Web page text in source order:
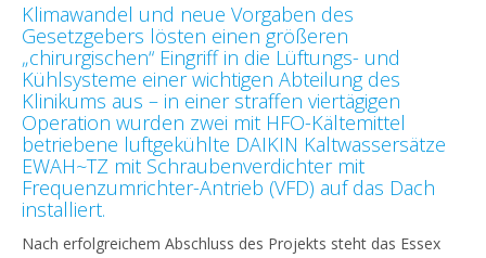
Klimawandel und neue Vorgaben des
Gesetzgebers lösten einen größeren
„chirurgischen“ Eingriff in die Lüftungs- und
Kühlsysteme einer wichtigen Abteilung des
Klinikums aus – in einer straffen viertägigen
Operation wurden zwei mit HFO-Kältemittel
betriebene luftgekühlte DAIKIN Kaltwassersätze
EWAH~TZ mit Schraubenverdichter mit
Frequenzumrichter-Antrieb (VFD) auf das Dach
installiert.
Nach erfolgreichem Abschluss des Projekts steht das Essex